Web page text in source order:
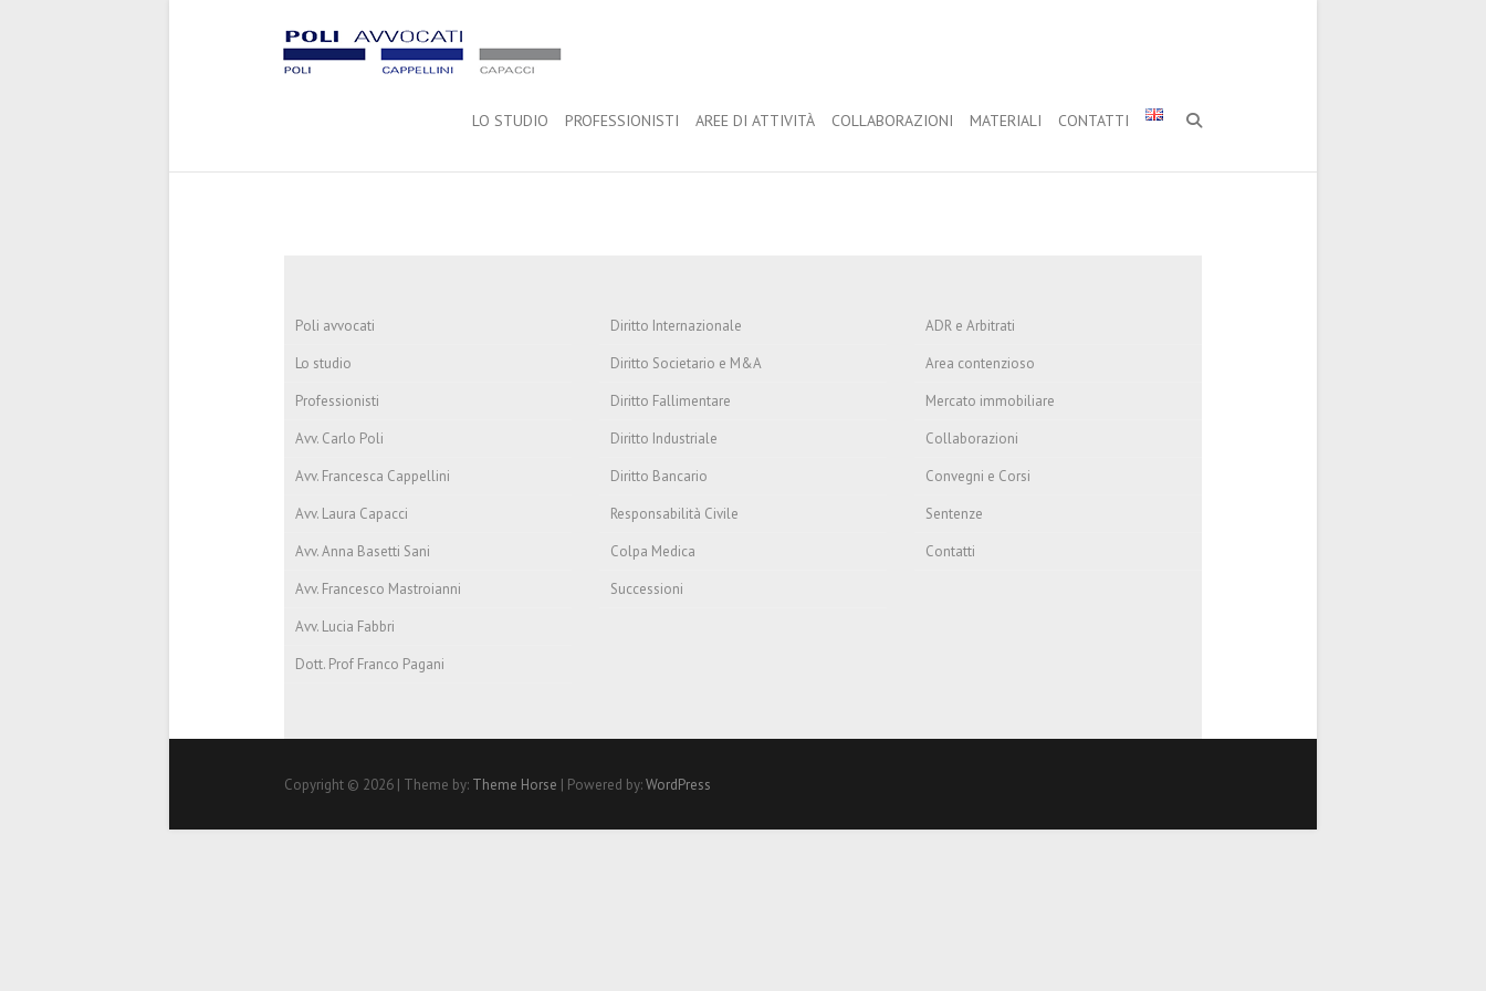
LO STUDIO PROFESSIONISTI AREE DI ATTIVITÀ COLLABORAZIONI MATERIALI CONTATTI
Poli avvocati
Lo studio
Professionisti
Avv. Carlo Poli
Avv. Francesca Cappellini
Avv. Laura Capacci
Avv. Anna Basetti Sani
Avv. Francesco Mastroianni
Avv. Lucia Fabbri
Dott. Prof Franco Pagani
Diritto Internazionale
Diritto Societario e M&A
Diritto Fallimentare
Diritto Industriale
Diritto Bancario
Responsabilità Civile
Colpa Medica
Successioni
ADR e Arbitrati
Area contenzioso
Mercato immobiliare
Collaborazioni
Convegni e Corsi
Sentenze
Contatti
Copyright © 2026 | Theme by: Theme Horse | Powered by:WordPress